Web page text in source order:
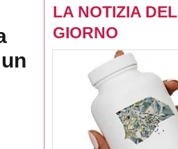
LA NOTIZIA DEL
GIORNO